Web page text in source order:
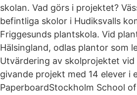
skolan. Vad görs i projektet?
befintliga skolor i Hudiksvalls
Friggesunds plantskola. Vid
Hälsingland, odlas plantor som
Utvärdering av skolprojektet
givande projekt med 14 elever i
PaperboardStockholm School